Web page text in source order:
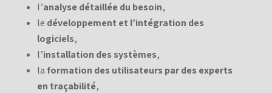
l’analyse détaillée du besoin,
le développement et l’intégration des
logiciels,
l’installation des systèmes,
la formation des utilisateurs par des experts
en traçabilité,